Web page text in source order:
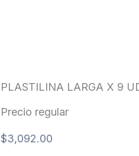
PLASTILINA LARGA X 9
Precio regular
$3,092.00